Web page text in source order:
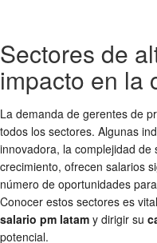
Sectores de
impacto en la
La demanda de gerentes de
todos los sectores. Algunas
innovadora, la complejidad
crecimiento, ofrecen salarios
número de oportunidades
Conocer estos sectores es
salario pm latam y dirigir su
potencial.